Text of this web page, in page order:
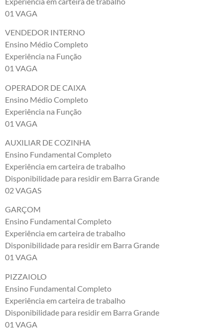
01 VAGA
VENDEDOR INTERNO
Ensino Médio Completo
Experiência na Função
01 VAGA
OPERADOR DE CAIXA
Ensino Médio Completo
Experiência na Função
01 VAGA
AUXILIAR DE COZINHA
Ensino Fundamental Completo
Experiência em carteira de trabalho
Disponibilidade para residir em Barra Grande
02 VAGAS
GARÇOM
Ensino Fundamental Completo
Experiência em carteira de trabalho
Disponibilidade para residir em Barra Grande
01 VAGA
PIZZAIOLO
Ensino Fundamental Completo
Experiência em carteira de trabalho
Disponibilidade para residir em Barra Grande
01 VAGA